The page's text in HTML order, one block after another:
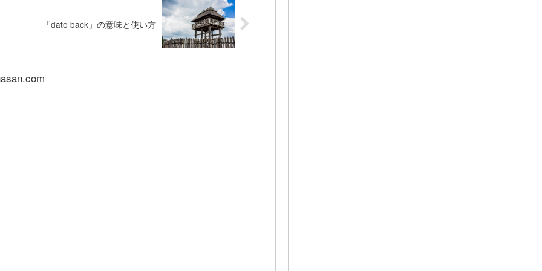
「date back」の意味と使い方